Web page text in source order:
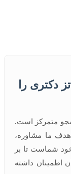
دکتری را
متمرکز است.
ما مشاوره،
شماست تا بر
اطمینان داشته